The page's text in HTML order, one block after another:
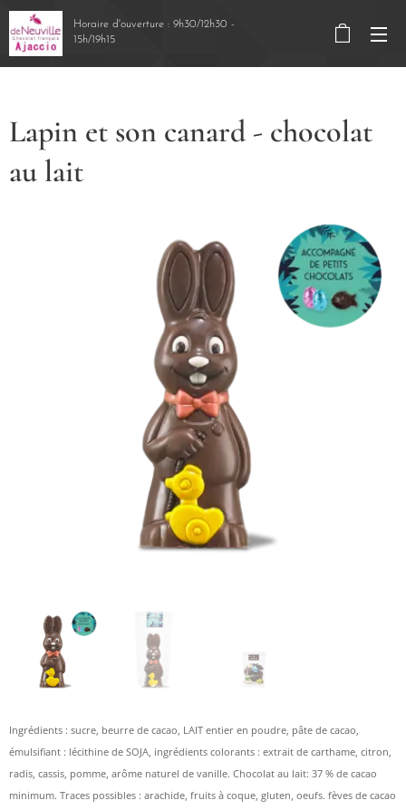
Horaire d'ouverture : 9h30/12h30 -
15h/19h15
Lapin et son canard - chocolat
au lait
Ingrédients : sucre, beurre de cacao, LAIT entier en poudre, pâte de cacao,
émulsifiant : lécithine de SOJA, ingrédients colorants : extrait de carthame, citron,
radis, cassis, pomme, arôme naturel de vanille. Chocolat au lait: 37 % de cacao
minimum. Traces possibles : arachide, fruits à coque, gluten, oeufs. fèves de cacao